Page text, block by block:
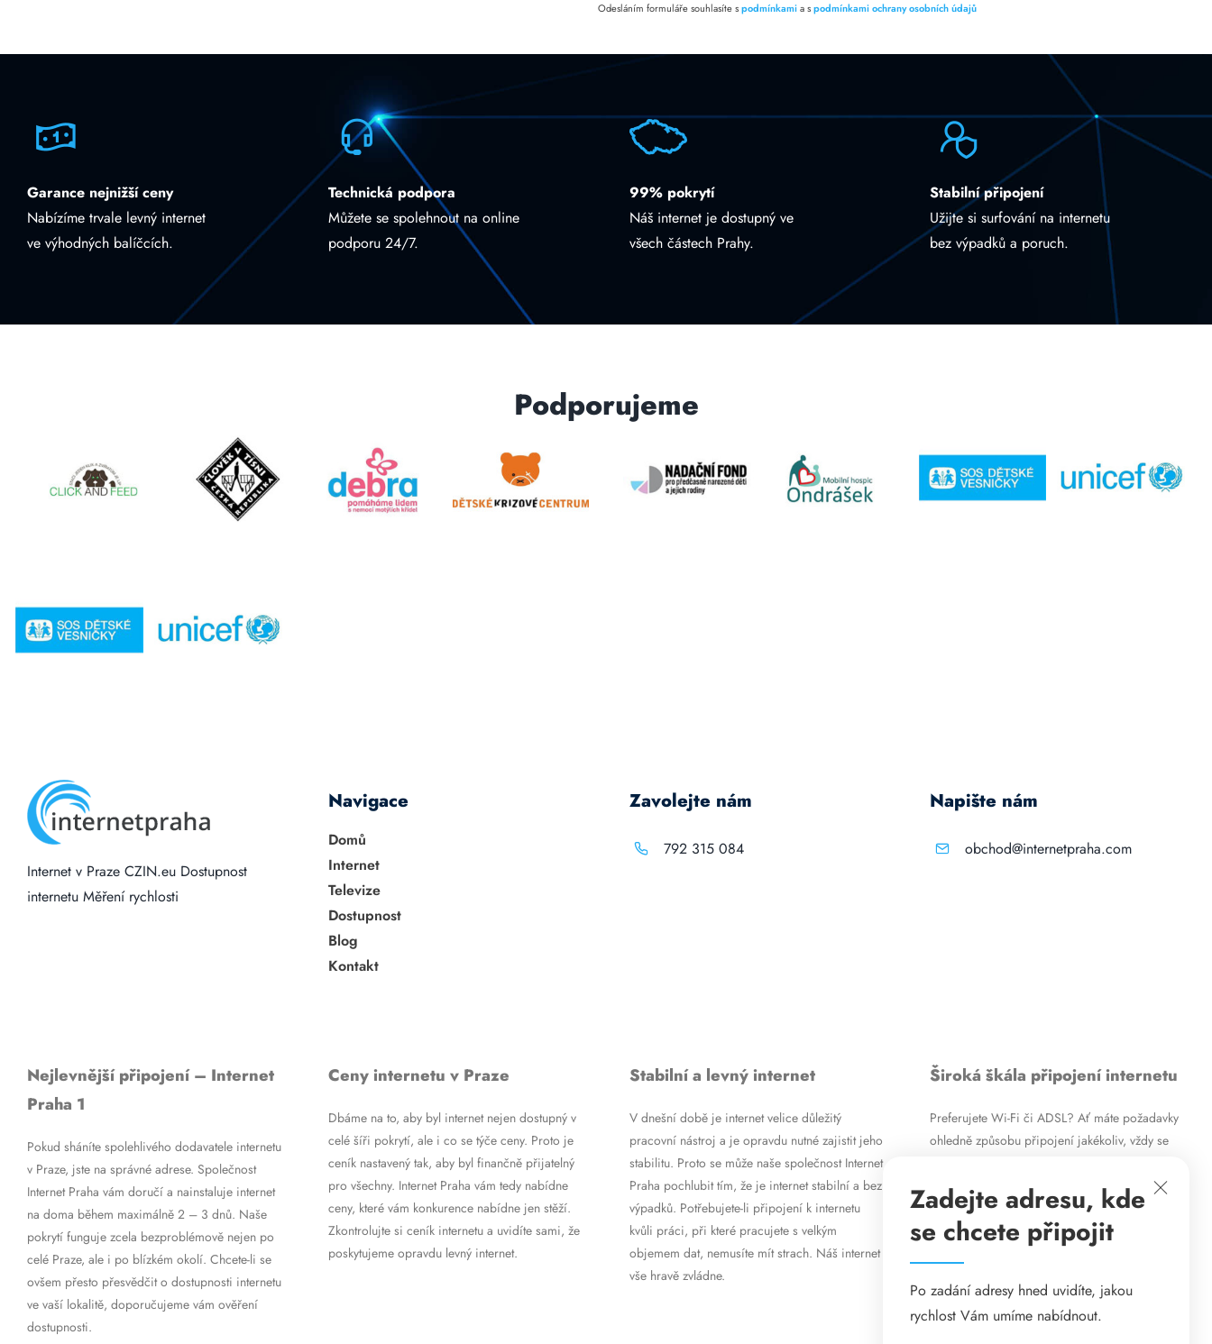
Odesláním formuláře souhlasíte spodmínkamia spodmínkami ochrany osobních údajů
Garance nejnižší ceny
Nabízíme trvale levný internet
ve výhodných balíčcích.
Technická podpora
Můžete se spolehnout na online
podporu 24/7.
99% pokrytí
Náš internet je dostupný ve
všech částech Prahy.
Stabilní připojení
Užijte si surfování na internetu
bez výpadků a poruch.
Podporujeme
Internet v Praze CZIN.eu Dostupnost
internetu Měření rychlosti
Navigace
Domů
Internet
Televize
Dostupnost
Blog
Kontakt
Zavolejte nám
792 315 084
Napište nám
obchod@internetpraha.com
Nejlevnější připojení – Internet
Praha 1
Pokud sháníte spolehlivého dodavatele internetu
v Praze, jste na správné adrese. Společnost
Internet Praha vám doručí a nainstaluje internet
na doma během maximálně 2 – 3 dnů. Naše
pokrytí funguje zcela bezproblémově nejen po
celé Praze, ale i po blízkém okolí. Chcete-li se
ovšem přesto přesvědčit o dostupnosti internetu
ve vaší lokalitě, doporučujeme vám ověření
dostupnosti.
Ceny internetu v Praze
Dbáme na to, aby byl internet nejen dostupný v
celé šíři pokrytí, ale i co se týče ceny. Proto je
ceník nastavený tak, aby byl finančně přijatelný
pro všechny. Internet Praha vám tedy nabídne
ceny, které vám konkurence nabídne jen stěží.
Zkontrolujte si ceník internetu a uvidíte sami, že
poskytujeme opravdu levný internet.
Stabilní a levný internet
V dnešní době je internet velice důležitý
pracovní nástroj a je opravdu nutné zajistit jeho
stabilitu. Proto se může naše společnost Internet
Praha pochlubit tím, že je internet stabilní a bez
výpadků. Potřebujete-li připojení k internetu
kvůli práci, při které pracujete s velkým
objemem dat, nemusíte mít strach. Náš internet
vše hravě zvládne.
Široká škála připojení internetu
Preferujete Wi-Fi či ADSL? Ať máte požadavky
ohledně způsobu připojení jakékoliv, vždy se
vysokorychlostního ADSL internetu nabízíme
rovněž mobilní internet i levné internetové
připojení prostřednictvím Wi-Fi. Způsob
připojení přizpůsobíme vašim specifickým
Zadejte adresu, kde
se chcete připojit
Po zadání adresy hned uvidíte, jakou
rychlost Vám umíme nabídnout.